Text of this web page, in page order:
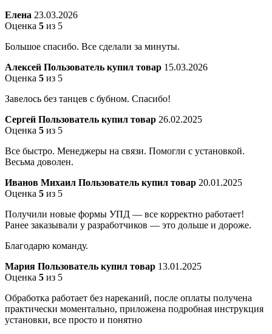
Елена 23.03.2026
Оценка 5 из 5
Большое спасибо. Все сделали за минуты.
Алексей Пользователь купил товар 15.03.2026
Оценка 5 из 5
Завелось без танцев с бубном. Спасибо!
Сергей Пользователь купил товар 26.02.2025
Оценка 5 из 5
Все быстро. Менеджеры на связи. Помогли с установкой.
Весьма доволен.
Иванов Михаил Пользователь купил товар 20.01.2025
Оценка 5 из 5
Получили новые формы УПД — все корректно работает!
Ранее заказывали у разработчиков — это дольше и дороже.
Благодарю команду.
Мария Пользователь купил товар 13.01.2025
Оценка 5 из 5
Обработка работает без нареканий, после оплаты получена
практически моментально, приложена подробная инструкция
установки, все просто и понятно